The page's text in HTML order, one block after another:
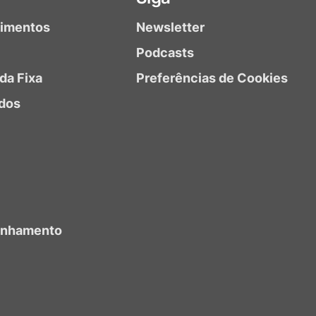
Fixa
Newsletter
Podcasts
Preferências de Cookies